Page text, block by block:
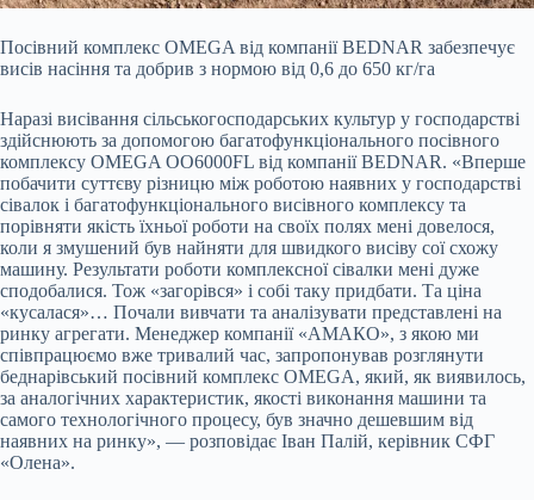
Посівний комплекс OMEGA від компанії BEDNAR забезпечує
висів насіння та добрив з нормою від 0,6 до 650 кг/га
Наразі висівання сільськогосподарських культур у господарстві
здійснюють за допомогою багатофункціонального посівного
комплексу OMEGA OO6000FL від компанії BEDNAR. «Вперше
побачити суттєву різницю між роботою наявних у господарстві
сівалок і багатофункціонального висівного комплексу та
порівняти якість їхньої роботи на своїх полях мені довелося,
коли я змушений був найняти для швидкого висіву сої схожу
машину. Результати роботи комплексної сівалки мені дуже
сподобалися. Тож «загорівся» і собі таку придбати. Та ціна
«кусалася»… Почали вивчати та аналізувати представлені на
ринку агрегати. Менеджер компанії «АМАКО», з якою ми
співпрацюємо вже тривалий час, запропонував розглянути
беднарівський посівний комплекс OMEGA, який, як виявилось,
за аналогічних характеристик, якості виконання машини та
самого технологічного процесу, був значно дешевшим від
наявних на ринку», — розповідає Іван Палій, керівник СФГ
«Олена».